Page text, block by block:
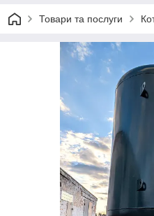
Товари та послуги